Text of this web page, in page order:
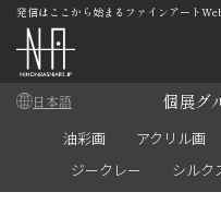
発信はここから始まるファインアート
日本語 個展グ
油彩画 アクリル画
ジークレー
シルク